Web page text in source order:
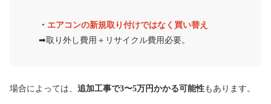
・ エアコンの新規取り付けではなく買い替え
➡︎取り外し費用＋リサイクル費用必要。
場合によっては、 追加工事で3〜5万円かかる可能性もあります。